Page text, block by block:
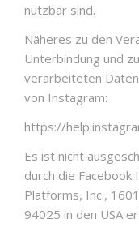
nutzbar sind.
Näheres zu den
Unterbindung und
verarbeiteten
von Instagram:
https://
Es ist nicht
durch die Facebook
Platforms, Inc.,
94025 in den USA